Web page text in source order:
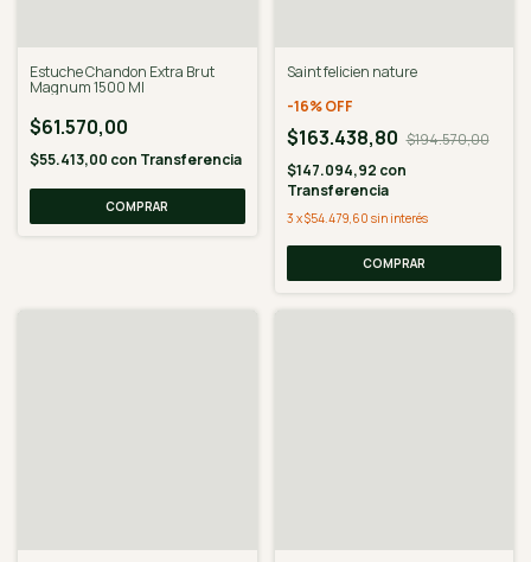
Estuche Chandon Extra Brut
Magnum 1500 Ml
$61.570,00
$55.413,00 con Transferencia
Saint felicien nature
-16%OFF
$163.438,80 $194.570,00
$147.094,92 con
Transferencia
3 x$54.479,60 sin interés